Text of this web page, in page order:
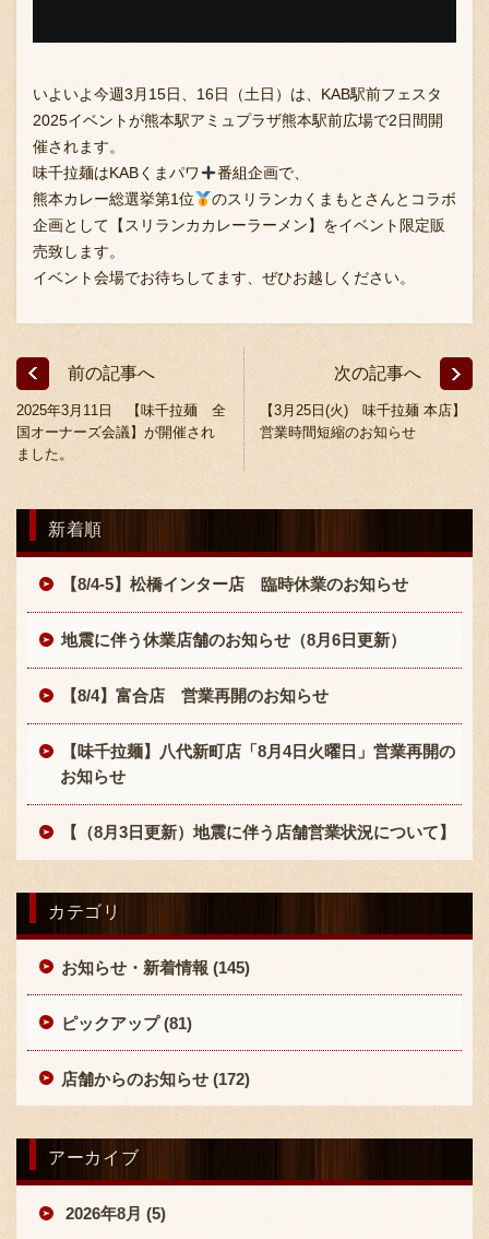
〒869-1107 熊本県菊池郡菊陽町辛川448
TEL :096-349-2222
FAX:096-349-2288
いよいよ今週3月15日、16日（土日）は、KAB駅前フェスタ
2025イベントが熊本駅アミュプラザ熊本駅前広場で2日間開
催されます。
味千拉麺はKABくまパワ
番組企画で、
熊本カレー総選挙第1位
のスリランカくまもとさんとコラボ
企画として【スリランカカレーラーメン】をイベント限定販
売致します。
イベント会場でお待ちしてます、ぜひお越しください。
前の記事へ
2025年3月11日 【味千拉麺 全
国オーナーズ会議】が開催され
ました。
次の記事へ
【3月25日(火) 味千拉麺 本店】
営業時間短縮のお知らせ
新着順
【8/4-5】松橋インター店 臨時休業のお知らせ
地震に伴う休業店舗のお知らせ（8月6日更新）
【8/4】富合店 営業再開のお知らせ
【味千拉麺】八代新町店「8月4日火曜日」営業再開の
お知らせ
【（8月3日更新）地震に伴う店舗営業状況について】
カテゴリ
お知らせ・新着情報 (145)
ピックアップ (81)
店舗からのお知らせ (172)
アーカイブ
2026年8月 (5)